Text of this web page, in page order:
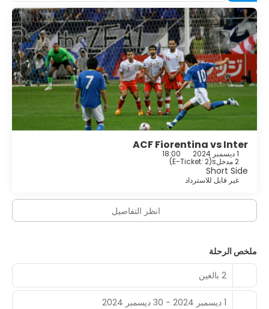
ACF Fiorentina vs Inter
1 ديسمبر 2024 18:00
2 مدخلs (
E-Ticket: 2
)
Short Side
غير قابل للاسترداد
انظر التفاصيل
ملخص الرحلة
2 بالغين
1 ديسمبر 2024 - 30 ديسمبر 2024